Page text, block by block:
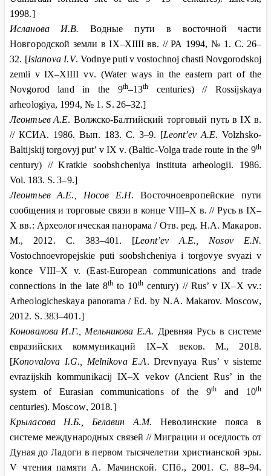
1998.]
Исланова
И.В. Водные пути в восточной части
Новгородской земли в IX–XIIII вв. // РА 1994, № 1. С. 26–
32. [Islanova I.V.Vodnye puti v vostochnoj chasti Novgorodskoj
zemli v IX–XIIII vv. (Water ways in the eastern part of the
Novgorod land in the 9th–13th
centuries) // Rossijskaya
arheologiya, 1994, № 1. S. 26–32.]
Леонтьев А.Е. Волжско-Балтийский торговый путь вIX в.
// КСИА. 1986. Вып. 183. С. 3–9. [Leont’ev A.E. Volzhsko-
Baltijskij torgovyj put’ v IX v. (Baltic-Volga trade route in the 9th
century) // Kratkie soobshcheniya instituta arheologii. 1986.
Vol. 183. S. 3–9.]
Леонтьев
А.Е., Носов Е.Н. Восточноевропейские пути
сообщения и торговые связи в конце VIII–X в. // Русь в IX–
Xвв.: Археологическая панорама / Отв. ред. Н.А.Макаров.
М., 2012. С. 383–401. [Leont’ev A.E., Nosov E.N.
Vostochnoevropejskie puti soobshcheniya i torgovye svyazi v
konce VIII–X v. (East-European communications and trade
connections in the late 8th to 10thcentury) // Rus’ v IX–X vv.:
Arheologicheskaya panorama / Ed. by N.A. Makarov. Moscow,
2012. S. 383–401.]
Коновалова И.Г., Мельникова Е.А. Древняя Русь в системе
евразийских коммуникаций IX–Xвеков. М., 2018.
[Konovalova I.G., Melnikova E.A. Drevnyaya Rus’ v sisteme
evrazijskih kommunikacij IX–X vekov (Ancient Rus’ in the
system of Eurasian communications of the 9th and 10th
centuries). Moscow, 2018.]
Крыласова
Н.Б., Белавин A.M.Неволинские пояса в
системе международных связей // Миграции и оседлость от
Дуная до Ладоги в первом тысячелетии христианской эры.
Vчтения памяти А. Мачинской.СПб., 2001. С. 88–94.